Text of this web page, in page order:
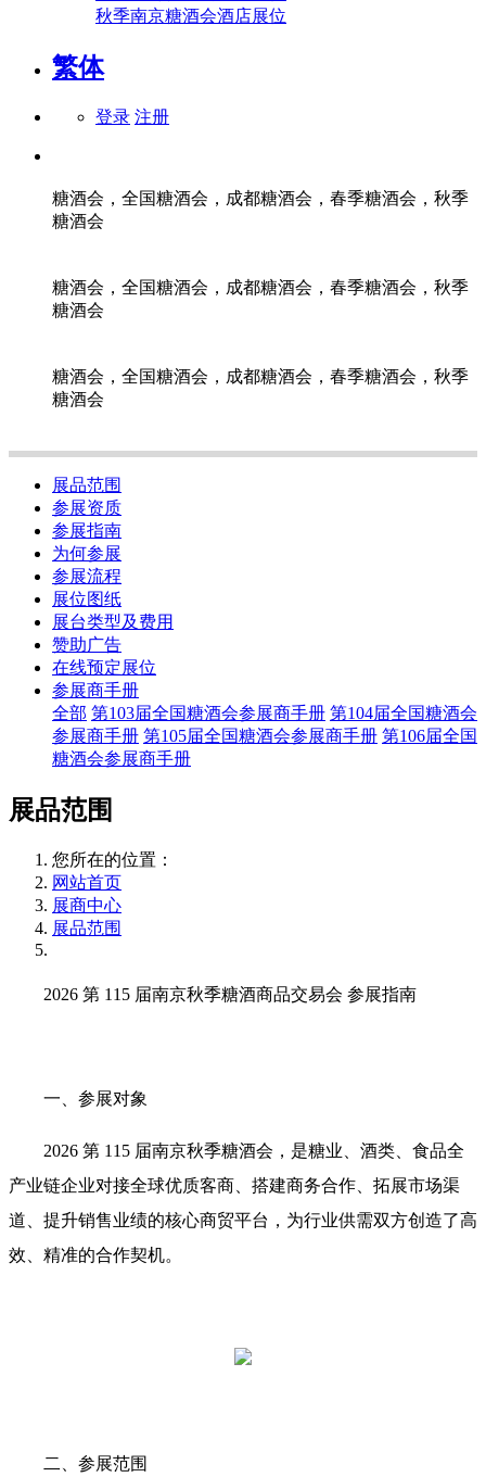
秋季南京糖酒会酒店展位
繁体
登录 注册
糖酒会，全国糖酒会，成都糖酒会，春季糖酒会，秋季
糖酒会
糖酒会，全国糖酒会，成都糖酒会，春季糖酒会，秋季
糖酒会
糖酒会，全国糖酒会，成都糖酒会，春季糖酒会，秋季
糖酒会
展品范围
参展资质
参展指南
为何参展
参展流程
展位图纸
展台类型及费用
赞助广告
在线预定展位
参展商手册
全部 第103届全国糖酒会参展商手册 第104届全国糖酒会
参展商手册 第105届全国糖酒会参展商手册 第106届全国
糖酒会参展商手册
展品范围
您所在的位置：
网站首页
展商中心
展品范围
2026 第 115 届南京秋季糖酒商品交易会 参展指南
一、参展对象
2026 第 115 届南京秋季糖酒会，是糖业、酒类、食品全
产业链企业对接全球优质客商、搭建商务合作、拓展市场渠
道、提升销售业绩的核心商贸平台，为行业供需双方创造了高
效、精准的合作契机。
二、参展范围